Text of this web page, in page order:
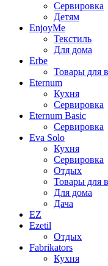
Сервировка
Детям
EnjoyMe
Текстиль
Для дома
Erbe
Товары для
Eternum
Кухня
Сервировка
Eternum Basic
Сервировка
Eva Solo
Кухня
Сервировка
Отдых
Товары для
Для дома
Дача
EZ
Ezetil
Отдых
Fabrikators
Кухня